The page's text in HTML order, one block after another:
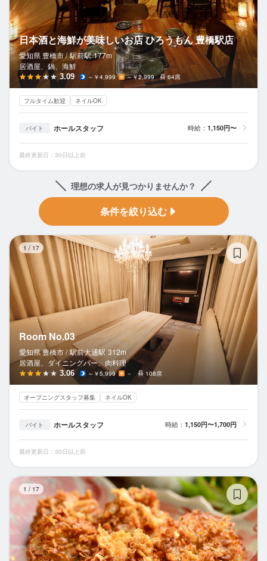
日本酒と海鮮が美味しいお店 ひろうもん 豊橋駅店
愛知県 豊橋市 / 駅前駅 177m
居酒屋、鍋、海鮮
3.09 ～￥4,999 ～￥2,999 64席
フルタイム歓迎 ネイルOK
バイト ホールスタッフ 時給： 1,150円〜
最終更新日：30日以上前
理想の求人が見つかりませんか？
条件を絞り込む
1 / 17
Room No.03
愛知県 豊橋市 / 駅前大通駅 312m
居酒屋、ダイニングバー、肉料理
3.06 ～￥5,999 － 108席
オープニングスタッフ募集 ネイルOK
バイト ホールスタッフ 時給： 1,150円〜1,700円
最終更新日：30日以上前
1 / 17